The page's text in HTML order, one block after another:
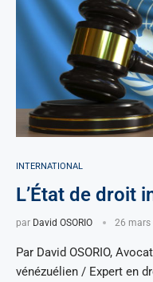
INTERNATIONAL
L’État de droit
par David OSORIO 26 mars
Par David OSORIO,
vénézuélien / Expert en